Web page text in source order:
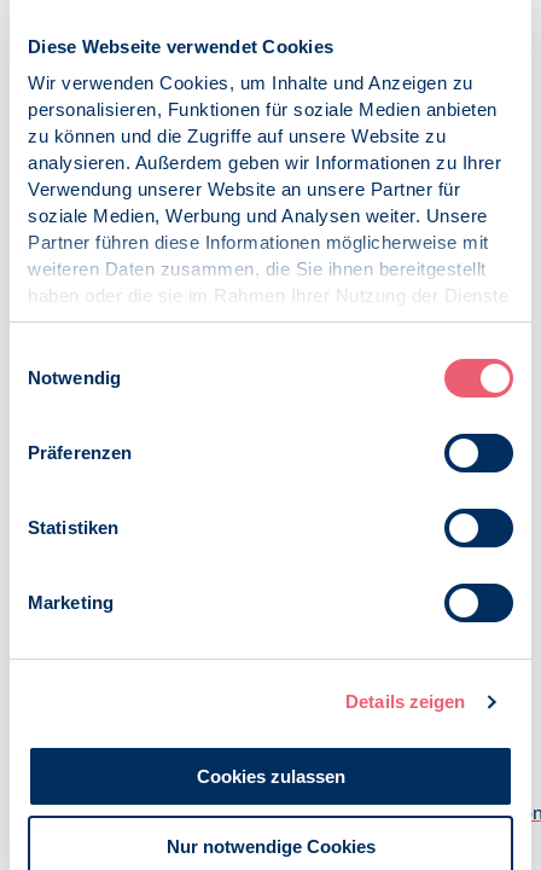
Diese Webseite verwendet Cookies
Wir verwenden Cookies, um Inhalte und Anzeigen zu
personalisieren, Funktionen für soziale Medien anbieten
zu können und die Zugriffe auf unsere Website zu
analysieren. Außerdem geben wir Informationen zu Ihrer
Verwendung unserer Website an unsere Partner für
soziale Medien, Werbung und Analysen weiter. Unsere
Partner führen diese Informationen möglicherweise mit
weiteren Daten zusammen, die Sie ihnen bereitgestellt
haben oder die sie im Rahmen Ihrer Nutzung der Dienste
gesammelt haben.
Notwendig
Präferenzen
Statistiken
Marketing
Details zeigen
Cookies zulassen
Nur notwendige Cookies
ihrer Homepage die Punktwerte für das 4. Quartal 2012.
Demnach ergibt sich für die nicht-
genehmigungspflichtigen Leistungen außer
probatorischen Sitzungen innerhalb der zeitbezogenen
Kapazitätsgrenze ein Punktwert von 1,6658 Cent.
Die LFV Berlin hält die Quotierung der Honorare
innerhalb der zeitbezogenen Kapazitätsgrenzen für nicht
mit dem Beschluss des Bewertungsausschusses
kompatibel. Aus diesem Grund empfiehlt der LFV,
Widerspruch gegen die entsprechenden
Zur Übersicht:
Psychotherapeutenkammer Berlin am 12. April 2013
eine Resolution zur zukünftigen Entwicklung der
Gesundheit (dem auch der VPP angehört). Die Resolution
Vertreter des Bundesministeriums für Gesundheit, der
mehr:www.vpp.org/verband/lfv/berlin/13/
LFV Niedersachsen